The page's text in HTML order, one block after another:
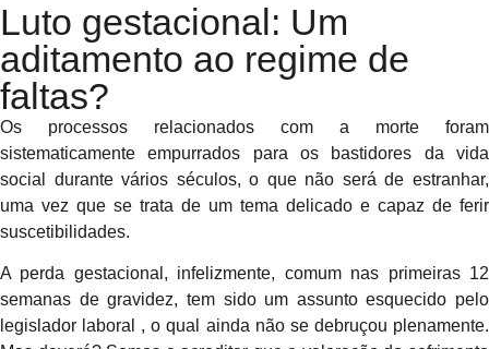
Luto gestacional: Um
aditamento ao regime de
faltas?
Os processos relacionados com a morte foram
sistematicamente empurrados para os bastidores da vida
social durante vários séculos, o que não será de estranhar,
uma vez que se trata de um tema delicado e capaz de ferir
suscetibilidades.
A perda gestacional, infelizmente, comum nas primeiras 12
semanas de gravidez, tem sido um assunto esquecido pelo
legislador laboral , o qual ainda não se debruçou plenamente.